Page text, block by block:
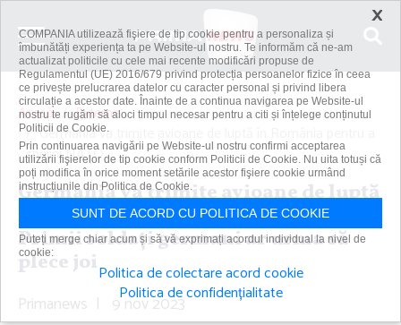
Acasă
Externe
Germania va trimite avioane de luptă în România pentru a
sprijini NATO....
Germania va trimite avioane de luptă
în România pentru a sprijini NATO.
Primii soldaţi germani ar urma să
plece joi
Primanews | 9 nov 2023
×
COMPANIA utilizează fişiere de tip cookie pentru a personaliza și
îmbunătăți experiența ta pe Website-ul nostru. Te informăm că ne-am
actualizat politicile cu cele mai recente modificări propuse de
Regulamentul (UE) 2016/679 privind protecția persoanelor fizice în ceea
ce privește prelucrarea datelor cu caracter personal și privind libera
circulație a acestor date. Înainte de a continua navigarea pe Website-ul
nostru te rugăm să aloci timpul necesar pentru a citi și înțelege conținutul
Politicii de Cookie.
Prin continuarea navigării pe Website-ul nostru confirmi acceptarea
utilizării fişierelor de tip cookie conform Politicii de Cookie. Nu uita totuși că
poți modifica în orice moment setările acestor fişiere cookie urmând
instrucțiunile din Politica de Cookie.
SUNT DE ACORD CU POLITICA DE COOKIE
Puteți merge chiar acum și să vă exprimați acordul individual la nivel de
cookie:
Politica de colectare acord cookie
Politica de confidențialitate